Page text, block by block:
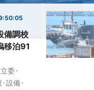
備調校
移泊91
委·
·設備·